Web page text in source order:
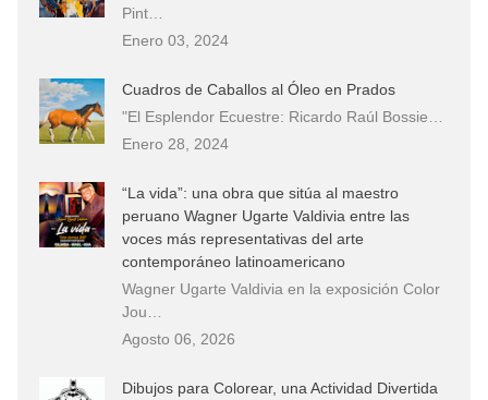
Pint…
Enero 03, 2024
Cuadros de Caballos al Óleo en Prados
"El Esplendor Ecuestre: Ricardo Raúl Bossie…
Enero 28, 2024
“La vida”: una obra que sitúa al maestro
peruano Wagner Ugarte Valdivia entre las
voces más representativas del arte
contemporáneo latinoamericano
Wagner Ugarte Valdivia en la exposición Color
Jou…
Agosto 06, 2026
Dibujos para Colorear, una Actividad Divertida